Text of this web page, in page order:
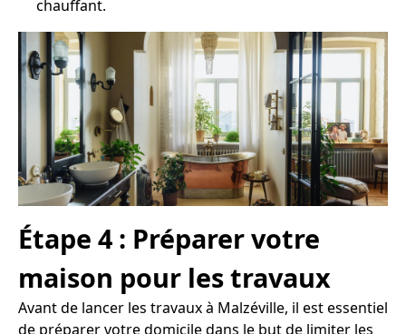
chauffant.
Étape 4 : Préparer votre
maison pour les travaux
Avant de lancer les travaux à Malzéville, il est essentiel
de préparer votre domicile dans le but de limiter les